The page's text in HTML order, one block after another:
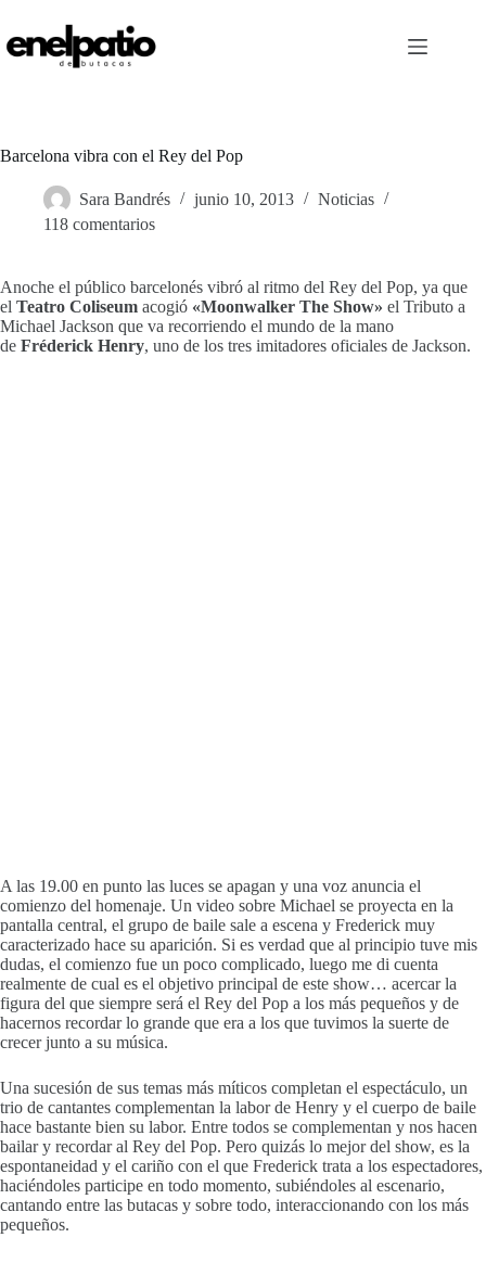
contenido
Barcelona vibra con el Rey del Pop
Sara Bandrés junio 10, 2013
Noticias
118 comentarios
Anoche el público barcelonés vibró al ritmo del Rey del Pop, ya que
el Teatro Coliseum acogió «Moonwalker The Show» el Tributo a
Michael Jackson que va recorriendo el mundo de la mano
de Fréderick Henry, uno de los tres imitadores oficiales de Jackson.
A las 19.00 en punto las luces se apagan y una voz anuncia el
comienzo del homenaje. Un video sobre Michael se proyecta en la
pantalla central, el grupo de baile sale a escena y Frederick muy
caracterizado hace su aparición. Si es verdad que al principio tuve mis
dudas, el comienzo fue un poco complicado, luego me di cuenta
realmente de cual es el objetivo principal de este show… acercar la
figura del que siempre será el Rey del Pop a los más pequeños y de
hacernos recordar lo grande que era a los que tuvimos la suerte de
crecer junto a su música.
Una sucesión de sus temas más míticos completan el espectáculo, un
trio de cantantes complementan la labor de Henry y el cuerpo de baile
hace bastante bien su labor. Entre todos se complementan y nos hacen
bailar y recordar al Rey del Pop. Pero quizás lo mejor del show, es la
espontaneidad y el cariño con el que Frederick trata a los espectadores,
haciéndoles participe en todo momento, subiéndoles al escenario,
cantando entre las butacas y sobre todo, interaccionando con los más
pequeños.